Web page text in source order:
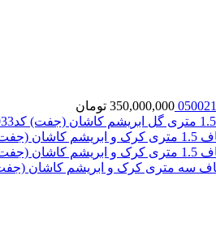
350,000,000 تومان
کد70032
کد70031
سه متری کرک و ابریشم کاشان (جفت)